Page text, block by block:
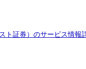
ト証券）のサービス情報